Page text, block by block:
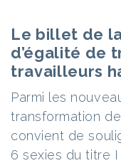
Le billet de
d’égalité de
travailleurs
Parmi les
transformation
convient de
6 sexies du titre